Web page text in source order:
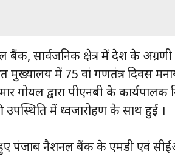
बैंक, सार्वजनिक क्षेत्र में देश के
मुख्यालय में 75 वां गणतंत्र दिवस
गोयल द्वारा पीएनबी के
उपस्थिति में ध्वजारोहण के साथ हुई ।
पंजाब नैशनल बैंक के एमडी एवं